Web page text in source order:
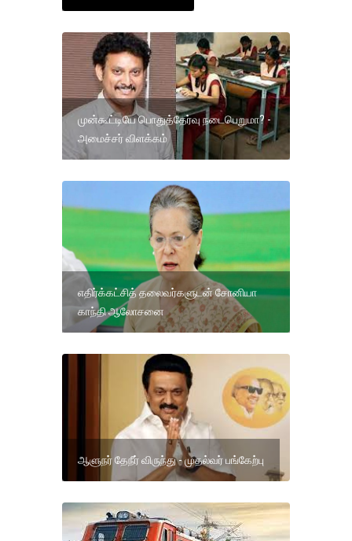
முன்கூட்டியே பொதுத்தேர்வு நடைபெறுமா? -
அமைச்சர் விளக்கம்
எதிர்க்கட்சித் தலைவர்களுடன் சோனியா
காந்தி ஆலோசனை
ஆளுநர் தேநீர் விருந்து - முதல்வர் பங்கேற்பு